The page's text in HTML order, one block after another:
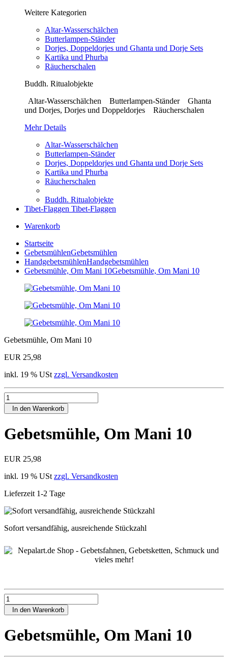
Weitere Kategorien
Altar-Wasserschälchen
Butterlampen-Ständer
Dorjes, Doppeldorjes und Ghanta und Dorje Sets
Kartika und Phurba
Räucherschalen
Buddh. Ritualobjekte
Altar-Wasserschälchen Butterlampen-Ständer Ghanta
und Dorjes, Dorjes und Doppeldorjes Räucherschalen
Mehr Details
Altar-Wasserschälchen
Butterlampen-Ständer
Dorjes, Doppeldorjes und Ghanta und Dorje Sets
Kartika und Phurba
Räucherschalen
Buddh. Ritualobjekte
Tibet-Flaggen Tibet-Flaggen
Warenkorb
Startseite
GebetsmühlenGebetsmühlen
HandgebetsmühlenHandgebetsmühlen
Gebetsmühle, Om Mani 10Gebetsmühle, Om Mani 10
Gebetsmühle, Om Mani 10
EUR 25,98
inkl. 19 % USt zzgl. Versandkosten
In den Warenkorb
Gebetsmühle, Om Mani 10
EUR 25,98
inkl. 19 % USt zzgl. Versandkosten
Lieferzeit 1-2 Tage
Sofort versandfähig, ausreichende Stückzahl
In den Warenkorb
Gebetsmühle, Om Mani 10